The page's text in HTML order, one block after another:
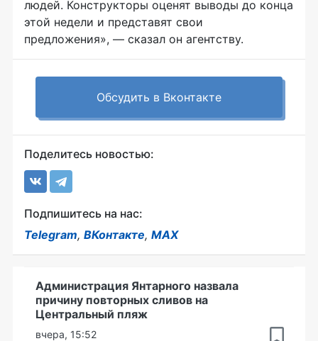
людей. Конструкторы оценят выводы до конца
этой недели и представят свои
предложения», — сказал он агентству.
Обсудить в Вконтакте
Поделитесь новостью:
Подпишитесь на нас:
Telegram, ВКонтакте, MAX
Администрация Янтарного назвала
причину повторных сливов на
Центральный пляж
вчера, 15:52